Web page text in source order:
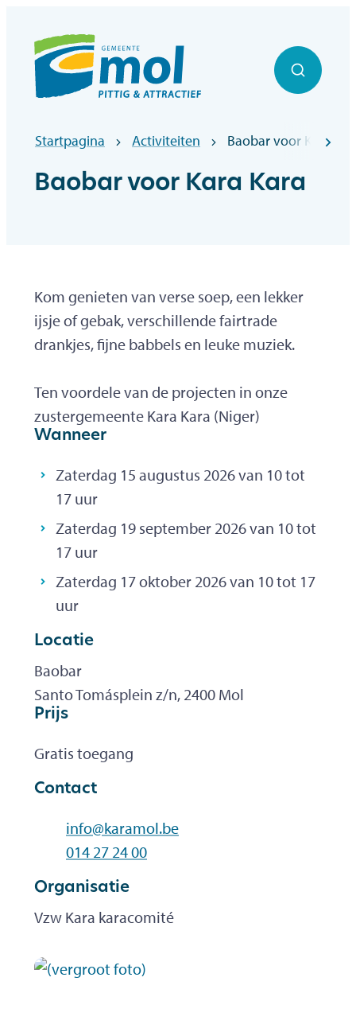
Officiële website gemeentebestuur Mol
Zoek
Startpagina Activiteiten Baobar voor Kara
Baobar voor Kara Kara
Kom genieten van verse soep, een lekker
ijsje of gebak, verschillende fairtrade
drankjes, fijne babbels en leuke muziek.
Ten voordele van de projecten in onze
zustergemeente Kara Kara (Niger)
Wanneer
Zaterdag 15 augustus 2026van 10tot
17 uur
Zaterdag 19 september 2026van 10tot
17 uur
Zaterdag 17 oktober 2026van 10tot 17
uur
Locatie
Baobar
Santo Tomásplein z/n, 2400 Mol
Prijs
Gratis toegang
Contact
E-mailadres
info@karamol.be
014 27 24 00
Organisatie
Vzw Kara karacomité